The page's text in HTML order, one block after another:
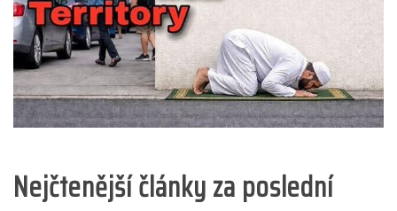
Nejčtenější články za poslední